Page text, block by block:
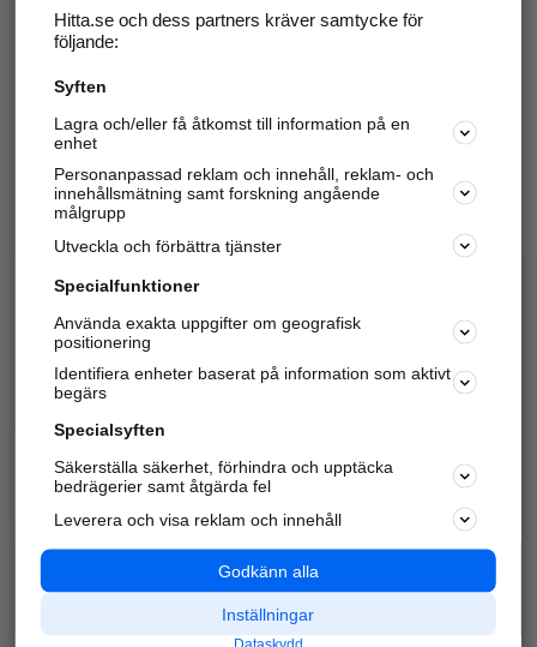
Hitta.se - Gratis nummerupplysning.
Sök företag, personer och platser.
Hitta telefonnummer, adresser, företagsinfo mm.
Marknadsför företaget
Kom igång och annonsera mot
samarbetspartners nära dig.
Alla kategorier
Populära sökningar
API & Kartor
Annonsera
Integritet
Nödnummer
Hitta.se och dess partners kräver samtycke för
följande:
Syften
Lagra och/eller få åtkomst till information på en
enhet
Personanpassad reklam och innehåll, reklam- och
innehållsmätning samt forskning angående
målgrupp
Utveckla och förbättra tjänster
Specialfunktioner
Använda exakta uppgifter om geografisk
positionering
Identifiera enheter baserat på information som aktivt
begärs
Specialsyften
Säkerställa säkerhet, förhindra och upptäcka
bedrägerier samt åtgärda fel
Leverera och visa reklam och innehåll
Godkänn alla
Inställningar
Dataskydd